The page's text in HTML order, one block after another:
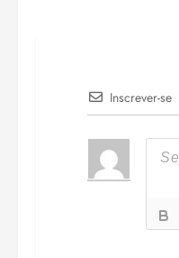
Inscrever-se